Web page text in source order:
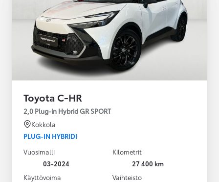
Toyota C-HR
2,0 Plug-in Hybrid GR SPORT
Kokkola
PLUG-IN HYBRIDI
Vuosimalli
03-2024
Kilometrit
27 400 km
Käyttövoima
Vaihteisto